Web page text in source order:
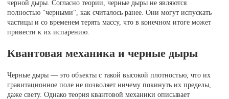
черной дыры. Согласно теории, черные дыры не являются
полностью "черными", как считалось ранее. Они могут испускать
частицы и со временем терять массу, что в конечном итоге может
привести к их испарению.
Квантовая механика и черные дыры
Черные дыры — это объекты с такой высокой плотностью, что их
гравитационное поле не позволяет ничему покинуть их пределы,
даже свету. Однако теория квантовой механики описывает